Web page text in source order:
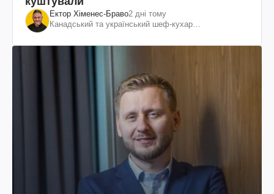
Ектор Хіменес-Браво2 дні тому
Канадський та український шеф-кухар